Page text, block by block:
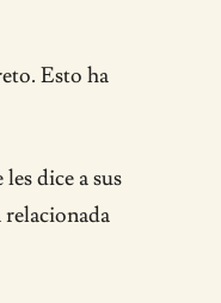
Esto ha
dice a sus
relacionada